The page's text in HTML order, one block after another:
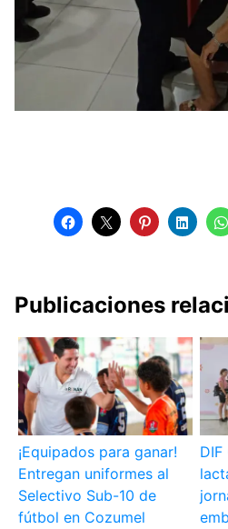
Publicaciones
¡Equipados para ganar!
Entregan uniformes al
Selectivo Sub-10 de
fútbol en Cozumel